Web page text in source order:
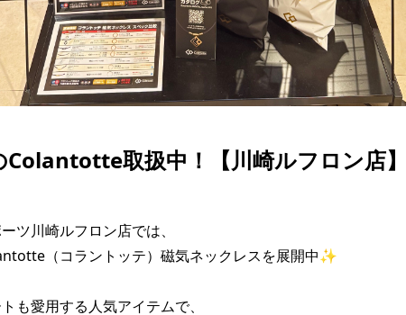
Colantotte取扱中！【川崎ルフロン店
ツ川崎ルフロン店では、
（コラントッテ）磁気ネックレスを展開中✨
も愛用する人気アイテムで、